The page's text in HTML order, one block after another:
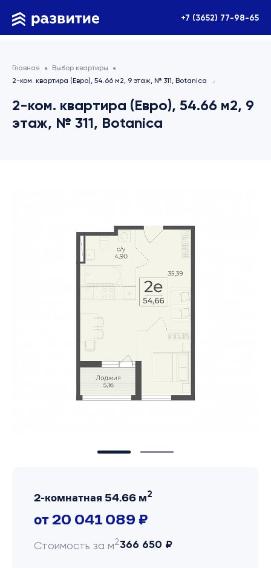
+7 (3652) 77-98-65
Главная
Выбор квартиры
2-ком. квартира (Евро), 54.66 м2, 9 этаж, № 311, Botanica
2-ком. квартира (Евро), 54.66 м2, 9
этаж, № 311, Botanica
2-комнатная 54.66 м2
от 20 041 089 ₽
Стоимость за м2366 650 ₽